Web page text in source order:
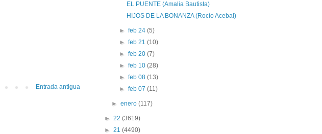
Entrada antigua
EL PUENTE (Amalia Bautista)
HIJOS DE LA BONANZA (Rocío Acebal)
► feb 24 (5)
► feb 21 (10)
► feb 20 (7)
► feb 10 (28)
► feb 08 (13)
► feb 07 (11)
►enero(117)
► 22 (3619)
► 21 (4490)